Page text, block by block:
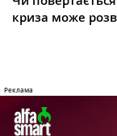
криза може